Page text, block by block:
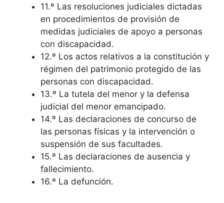
11.º Las resoluciones judiciales dictadas
en procedimientos de provisión de
medidas judiciales de apoyo a personas
con discapacidad.
12.º Los actos relativos a la constitución y
régimen del patrimonio protegido de las
personas con discapacidad.
13.º La tutela del menor y la defensa
judicial del menor emancipado.
14.º Las declaraciones de concurso de
las personas físicas y la intervención o
suspensión de sus facultades.
15.º Las declaraciones de ausencia y
fallecimiento.
16.º La defunción.